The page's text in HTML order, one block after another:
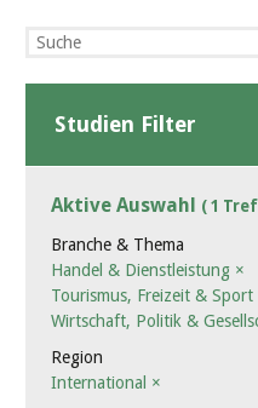
Studien Filter
Aktive Auswahl ( 1
Branche & Thema
Handel & Dienstleistung ×
Tourismus, Freizeit & Sport
Wirtschaft, Politik &
Region
International ×